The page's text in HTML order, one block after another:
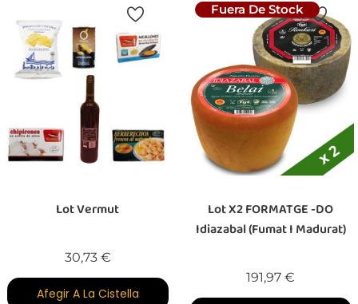
Lot Vermut
30,73 €Preu
Afegir A La Cistella
Fuera De Stock
Lot X2 FORMATGE -DO
Idiazabal (fumat I Madurat)
191,97 €